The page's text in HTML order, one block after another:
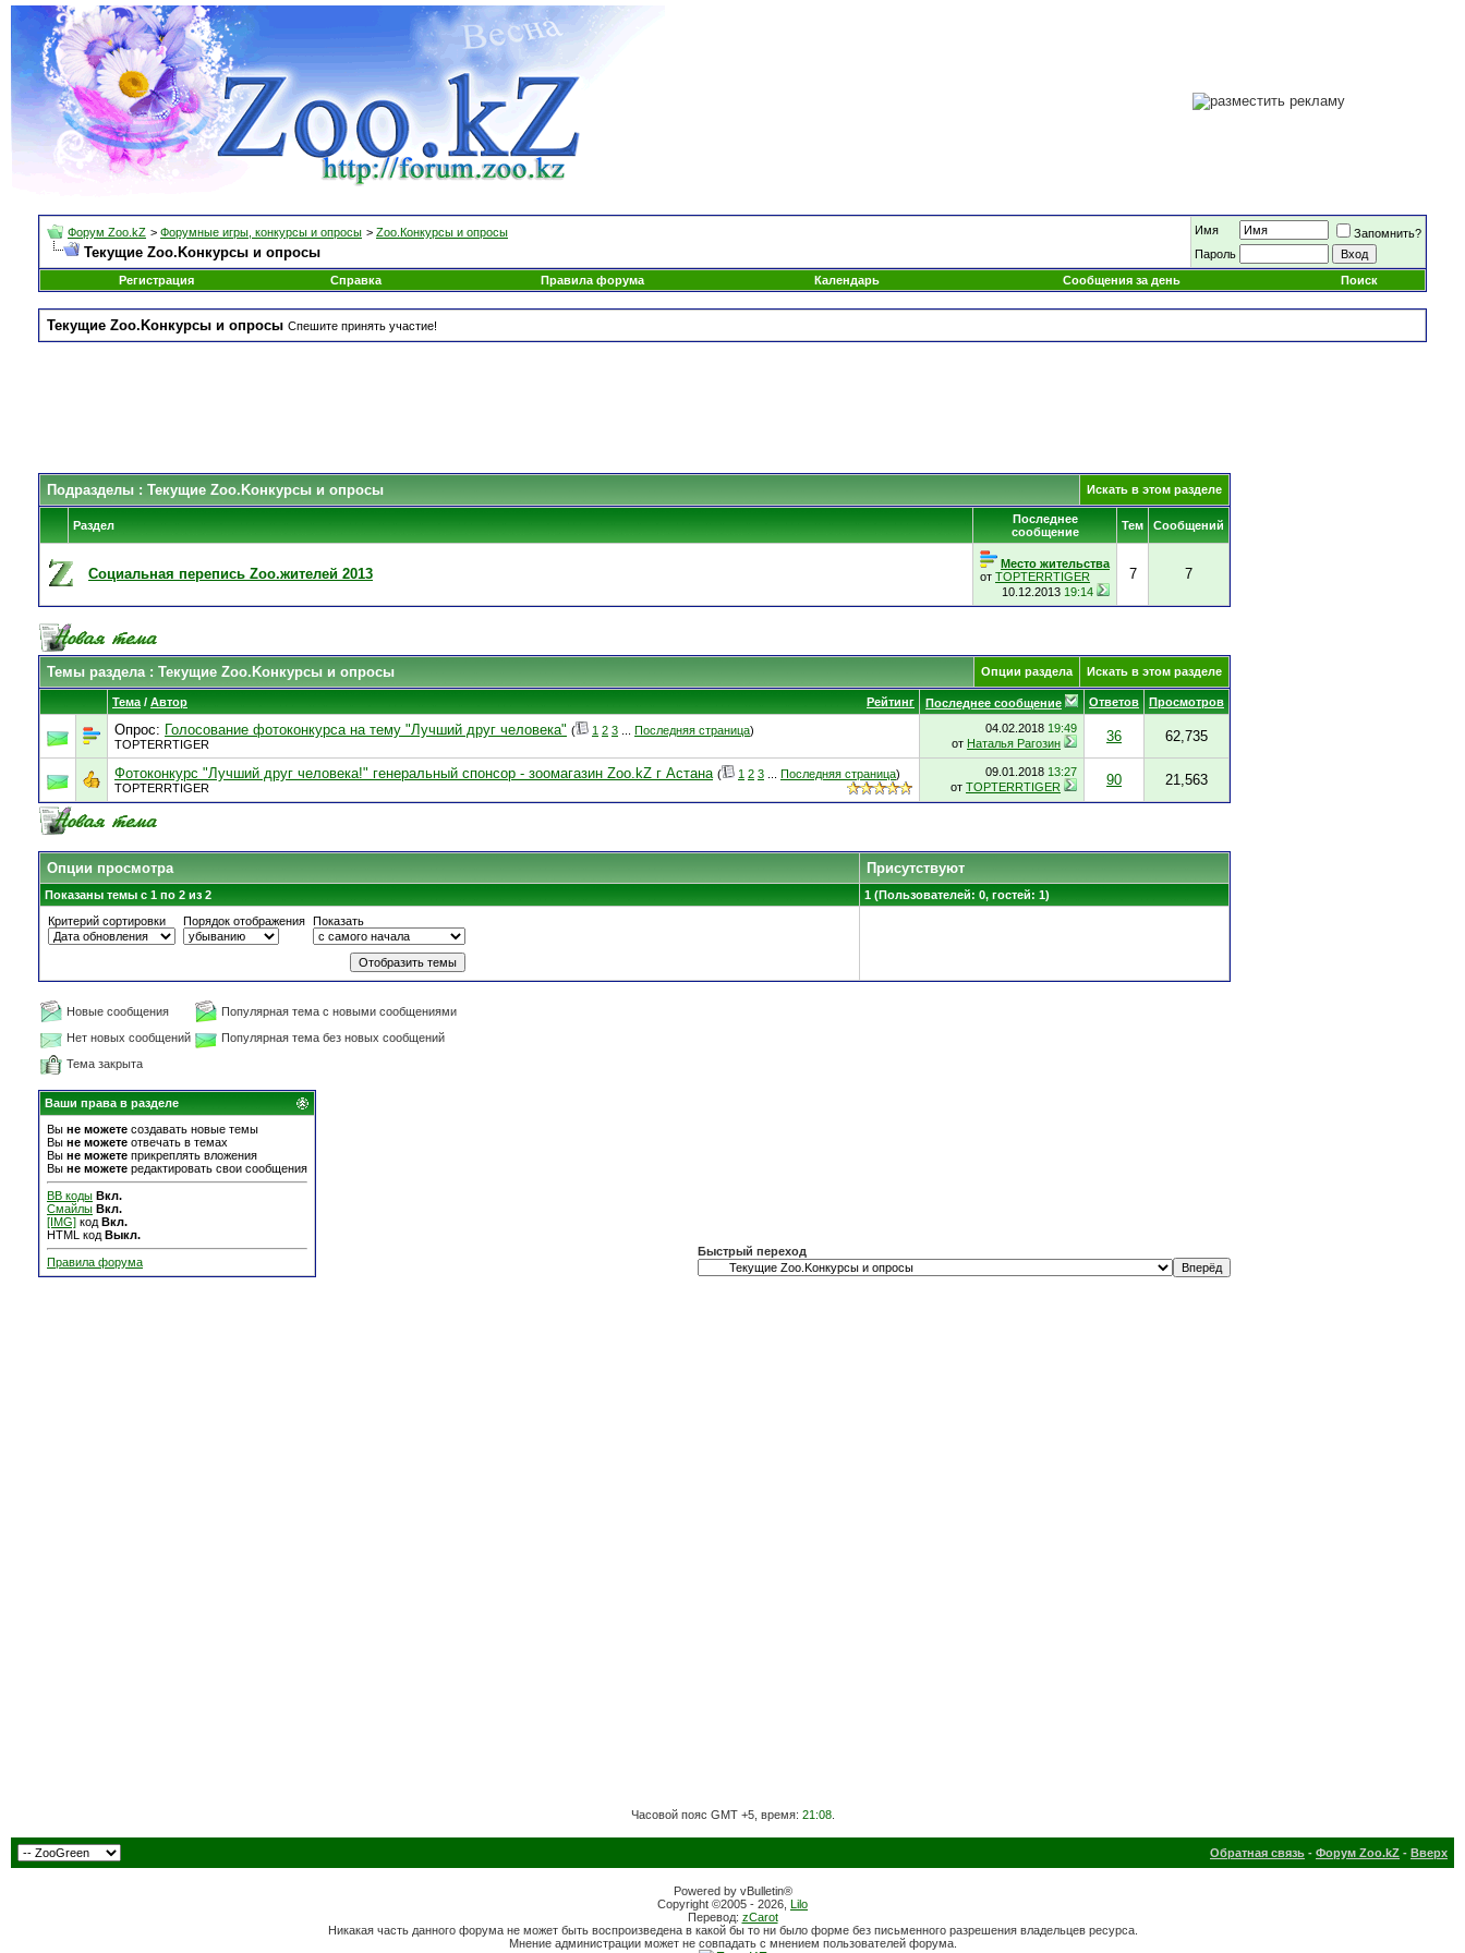
Форум Zoo.kZ > Форумные игры, конкурсы и опросы > Zoo.Конкурсы и опросы
Текущие Zoo.Kонкурсы и опросы
Имя
Запомнить?
Пароль
Регистрация
Справка Правила форума Календарь Сообщения за день Поиск
Текущие Zoo.Kонкурсы и опросы Спешите принять участие!
Подразделы : Текущие Zoo.Kонкурсы и опросы Искать в этом разделе
Раздел
Последнее
сообщение
Тем Сообщений
Социальная перепись Zoo.жителей 2013
Место жительства
от TOPTERRTIGER
10.12.2013 19:14
7 7
Темы раздела: Текущие Zoo.Kонкурсы и опросы Опции раздела Искать в этом разделе
Рейтинг
Тема / Автор Последнее сообщение Ответов Просмотров
Опрос: Голосование фотоконкурса на тему "Лучший друг человека" ( 1 2 3 Последняя страница)
TOPTERRTIGER
04.02.2018 19:49
от Наталья Рагозин 36 62,735
Фотоконкурс "Лучший друг человека!" генеральный спонсор - зоомагазин Zoo.kZ г Астана ( 1 2 3 Последняя страница)
TOPTERRTIGER
09.01.2018 13:27
от TOPTERRTIGER 90 21,563
Опции просмотра Присутствуют
Показаны темы с 1 по 2 из 2
1 (Пользователей: 0, гостей: 1)
Критерий сортировки
Порядок отображения Показать
Новые сообщения
Популярная тема с новыми сообщениями
Нет новых сообщений
Популярная тема без новых сообщений
Тема закрыта
Ваши права в разделе
Вы не можете создавать новые темы
Вы не можете отвечать в темах
Вы не можете прикреплять вложения
Вы не можете редактировать свои сообщения
BB коды Вкл.
Смайлы Вкл.
[IMG] код Вкл.
HTML код Выкл.
Правила форума
Быстрый переход
Часовой пояс GMT +5, время: 21:08.
Обратная связь - Форум Zoo.kZ - Вверх
Powered by vBulletin®
Copyright ©2005 - 2026, Lilo
Перевод: zCarot
Никакая часть данного форума не может быть воспроизведена в какой бы то ни было форме без письменного разрешения владельцев ресурса.
Мнение администрации может не совпадать с мнением пользователей форума.